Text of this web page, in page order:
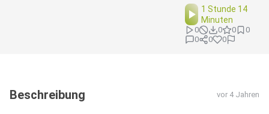
1 Stunde 14
Minuten
0 0 0
0
0
0 0
Beschreibung vor 4 Jahren